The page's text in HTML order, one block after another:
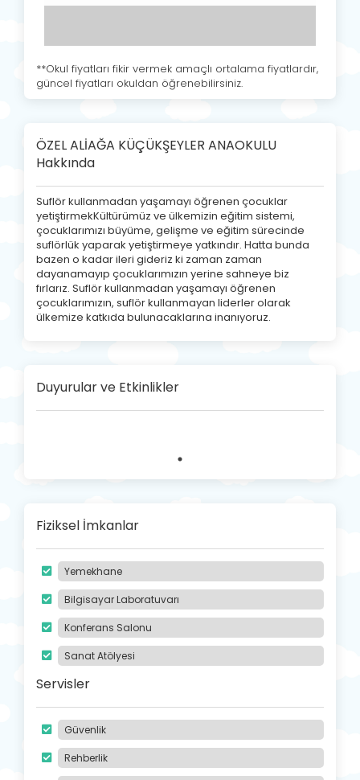
**Okul fiyatları fikir vermek amaçlı ortalama fiyatlardır,
güncel fiyatları okuldan öğrenebilirsiniz.
ÖZEL ALİAĞA KÜÇÜKŞEYLER ANAOKULU
Hakkında
Suflör kullanmadan yaşamayı öğrenen çocuklar
yetiştirmekKültürümüz ve ülkemizin eğitim sistemi,
çocuklarımızı büyüme, gelişme ve eğitim sürecinde
suflörlük yaparak yetiştirmeye yatkındır. Hatta bunda
bazen o kadar ileri gideriz ki zaman zaman
dayanamayıp çocuklarımızın yerine sahneye biz
fırlarız. Suflör kullanmadan yaşamayı öğrenen
çocuklarımızın, suflör kullanmayan liderler olarak
ülkemize katkıda bulunacaklarına inanıyoruz.
Duyurular ve Etkinlikler
Fiziksel İmkanlar
Yemekhane
Bilgisayar Laboratuvarı
Konferans Salonu
Sanat Atölyesi
Servisler
Güvenlik
Rehberlik